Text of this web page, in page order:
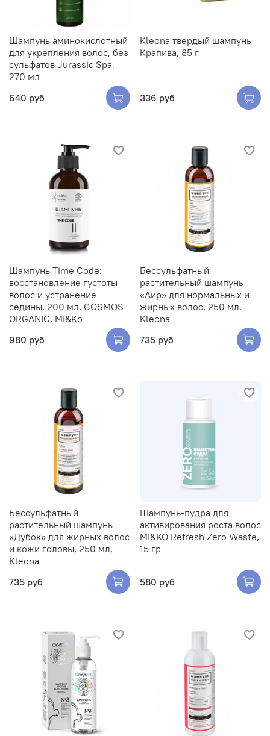
Шампунь аминокислотный
для укрепления волос, без
сульфатов Jurassic Spa,
270 мл
640 руб
Kleona твердый шампунь
Крапива, 85 г
336 руб
Шампунь Time Code:
восстановление густоты
волос и устранение
седины, 200 мл, COSMOS
ORGANIC, Mi&Ko
980 руб
Беcсульфатный
растительный шампунь
«Аир» для нормальных и
жирных волос, 250 мл,
Kleona
735 руб
Беcсульфатный
растительный шампунь
«Дубок» для жирных волос
и кожи головы, 250 мл,
Kleona
735 руб
Шампунь-пудра для
активирования роста волос
MI&KO Refresh Zero Waste,
15 гр
580 руб